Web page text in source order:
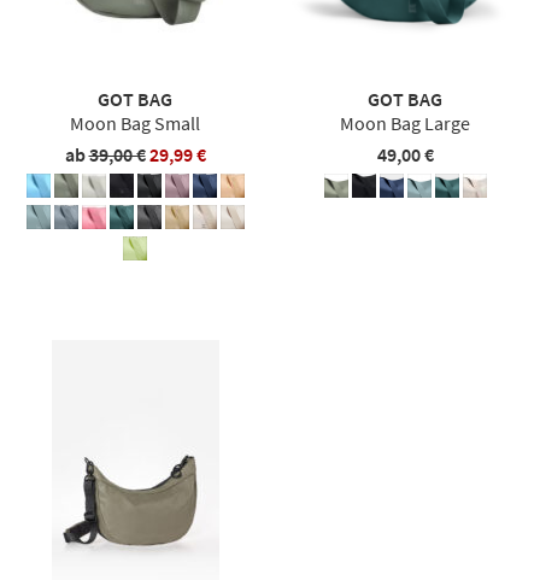
GOT BAG
Moon Bag Small
ab39,00 €29,99 €
GOT BAG
Moon Bag Large
49,00 €